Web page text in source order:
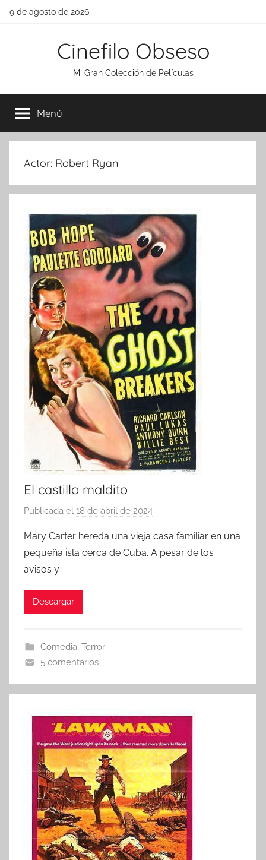
Saltar
9 de agosto de 2026
Cinefilo Obseso
Mi Gran Colección de Películas
Menú
Actor: Robert Ryan
El castillo maldito
Publicada el 18 de abril de 2024
r
Mary Carter hereda una vieja casa familiar en una
pequeña isla cerca de Cuba. A pesar de los
avisos y
Descargar
Comedia, Terror
5 comentarios